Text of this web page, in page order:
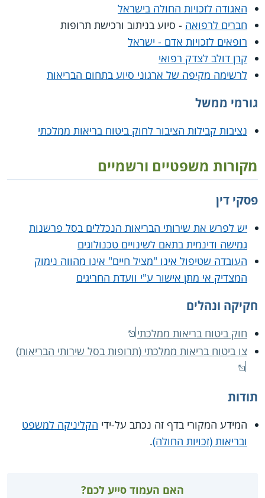
האגודה לזכויות החולה בישראל
חברים לרפואה - סיוע בניתוב ורכישת תרופות
רופאים לזכויות אדם - ישראל
קרן דולב לצדק רפואי
לרשימה מקיפה של ארגוני סיוע בתחום הבריאות
גורמי ממשל
נציבות קבילות הציבור לחוק ביטוח בריאות ממלכתי
מקורות משפטיים ורשמיים
פסקי דין
יש לפרש את שירותי הבריאות הנכללים בסל פרשנות
גמישה ודינמית בתאם לשינויים טכנולוגים
העובדה שטיפול אינו "מציל חיים" אינו מהווה נימוק
המצדיק אי מתן אישור ע"י וועדת החריגים
חקיקה ונהלים
חוק ביטוח בריאות ממלכתי
צו ביטוח בריאות ממלכתי (תרופות בסל שירותי הבריאות)
תודות
המידע המקורי בדף זה נכתב על-ידי הקליניקה למשפט
ובריאות (זכויות החולה).
האם העמוד סייע לכם?